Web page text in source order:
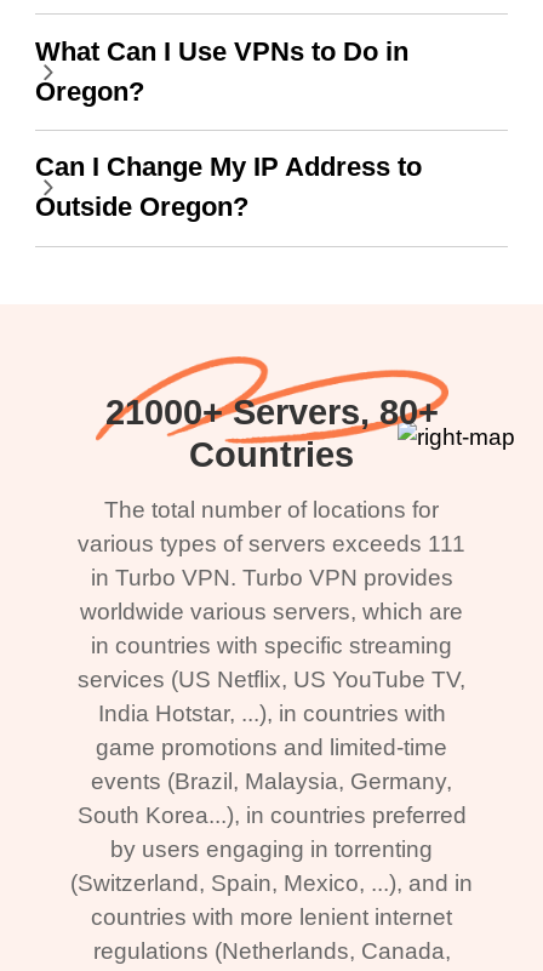
What Can I Use VPNs to Do in
Oregon?
Can I Change My IP Address to
Outside Oregon?
21000+ Servers, 80+
Countries
The total number of locations for
various types of servers exceeds 111
in Turbo VPN. Turbo VPN provides
worldwide various servers, which are
in countries with specific streaming
services (US Netflix, US YouTube TV,
India Hotstar, ...), in countries with
game promotions and limited-time
events (Brazil, Malaysia, Germany,
South Korea...), in countries preferred
by users engaging in torrenting
(Switzerland, Spain, Mexico, ...), and in
countries with more lenient internet
regulations (Netherlands, Canada,